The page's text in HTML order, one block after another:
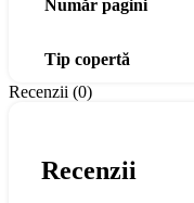
Număr pagini
Tip copertă
Recenzii (0)
Recenzii